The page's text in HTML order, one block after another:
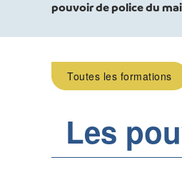
pouvoir de police du
Toutes les formations
Les